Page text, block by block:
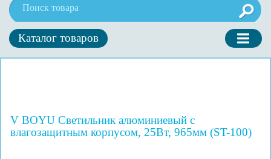
Каталог товаров
V BOYU Светильник алюминиевый с
влагозащитным корпусом, 25Вт, 965мм (ST-100)